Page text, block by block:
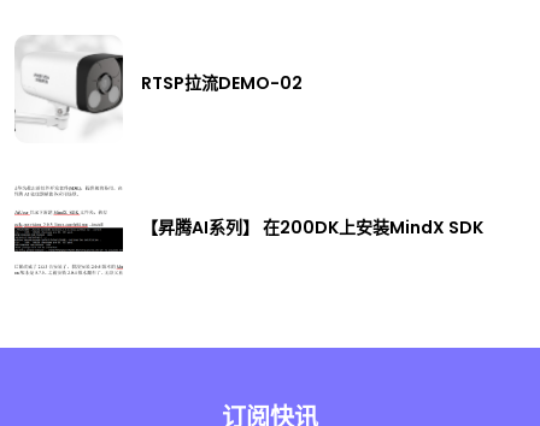
RTSP拉流DEMO-02
【昇腾AI系列】 在200DK上安装MindX SDK
订阅快讯